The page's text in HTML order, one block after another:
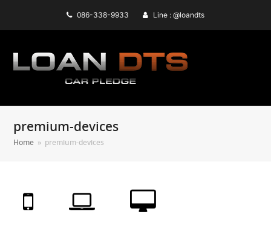
086-338-9933 Line : @loandts
premium-devices
Home » premium-devices